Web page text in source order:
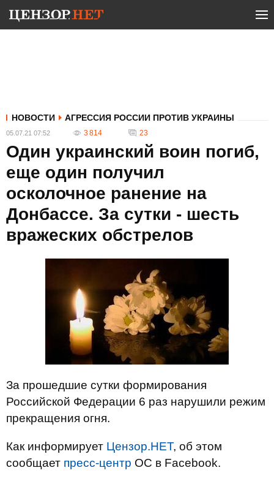
НОВОСТИ АГРЕССИЯ РОССИИ ПРОТИВ УКРАИНЫ
05.07.21 07:52 3 814 23
Один украинский воин погиб,
еще один получил
осколочное ранение на
Донбассе. За сутки - шесть
вражеских обстрелов
За прошедшие сутки формирования
Российской Федерации 6 раз нарушили режим
прекращения огня.
Как информирует Цензор.НЕТ, об этом
сообщает пресс-центр ОС в Facebook.